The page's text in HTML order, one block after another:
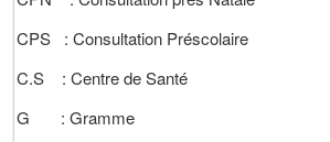
CPS : Consultation Préscolaire
C.S : Centre de Santé
G : Gramme